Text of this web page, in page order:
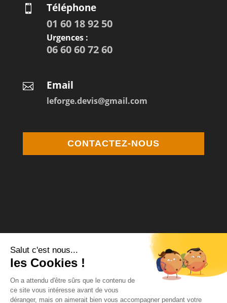
 Téléphone
01 60 18 92 50
Urgences :
06 60 60 72 60
 Email
leforge.devis@gmail.com
CONTACTEZ-NOUS
MCP Médiation
12 square Desnouettes 75015 Paris